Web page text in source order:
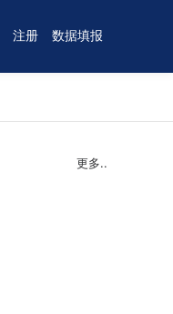
注册 数据填报
更多..